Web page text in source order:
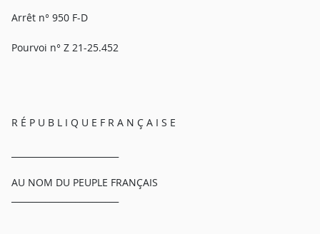
Arrêt n° 950 F-D
Pourvoi n° Z 21-25.452
R É P U B L I Q U E F R A N Ç A I S E
AU NOM DU PEUPLE FRANÇAIS